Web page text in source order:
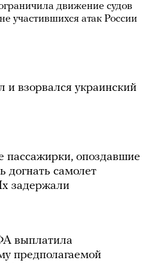
движение судов
участившихся атак России
и взорвался украинский
опоздавшие
догнать самолет
задержали
выплатила
предполагаемой